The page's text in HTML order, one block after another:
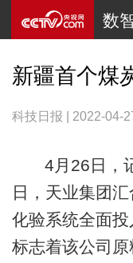
数
新疆首个煤
科技日报 | 2022-04-
4月26日，
日，天业集团
化验系统全面
标志着该公司